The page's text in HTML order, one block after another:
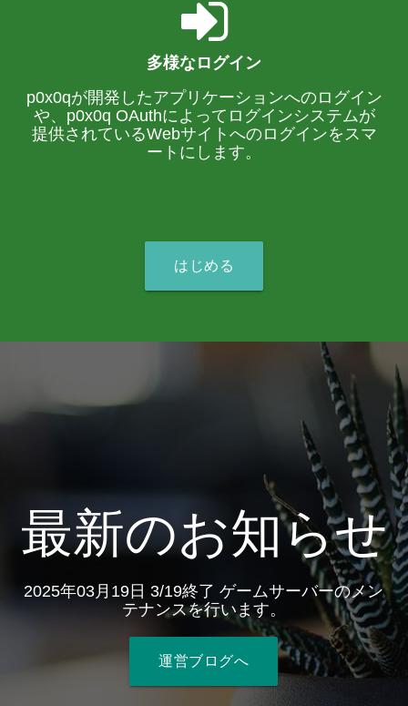
多様なログイン
p0x0qが開発したアプリケーションへのログイン
や、p0x0q OAuthによってログインシステムが
提供されているWebサイトへのログインをスマ
ートにします。
はじめる
最新のお知らせ
2025年03月19日 3/19終了 ゲームサーバーのメン
テナンスを行います。
運営ブログへ